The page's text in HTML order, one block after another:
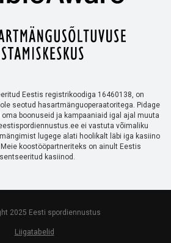
Eestis registrikoodiga 16460138, on
seotud hasartmänguoperaatoritega. Pidage
boonuseid ja kampaaniaid igal ajal muuta
ei vastuta võimaliku
lugege alati hoolikalt läbi iga kasiino
koostööpartneriteks on ainult Eestis
kasiinod.
2025 Eesti spordiennustus
Liigatabelid